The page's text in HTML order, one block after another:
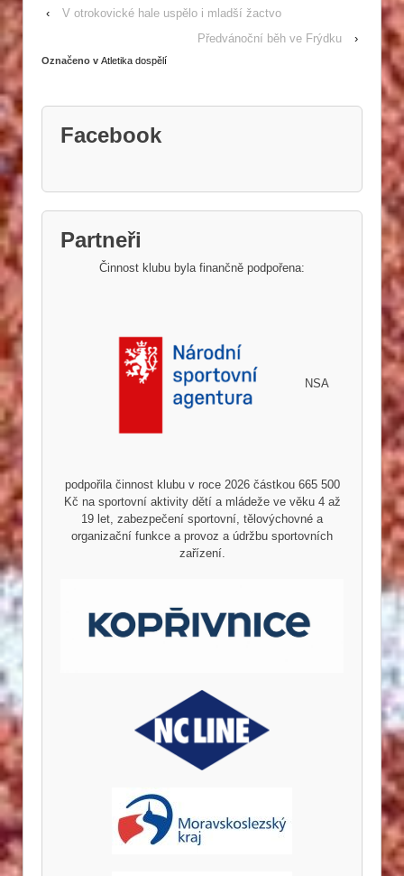
‹
V otrokovické hale uspělo i mladší žactvo
Předvánoční běh ve Frýdku
›
Označeno v Atletika dospělí
Facebook
Partneři
Činnost klubu byla finančně podpořena:
NSA
podpořila činnost klubu v roce 2026 částkou 665 500
Kč na sportovní aktivity dětí a mládeže ve věku 4 až
19 let, zabezpečení sportovní, tělovýchovné a
organizační funkce a provoz a údržbu sportovních
zařízení.